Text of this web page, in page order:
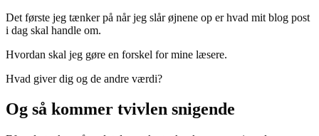
Det første jeg tænker på når jeg slår øjnene op er hvad mit blog post
i dag skal handle om.
Hvordan skal jeg gøre en forskel for mine læsere.
Hvad giver dig og de andre værdi?
Og så kommer tvivlen snigende